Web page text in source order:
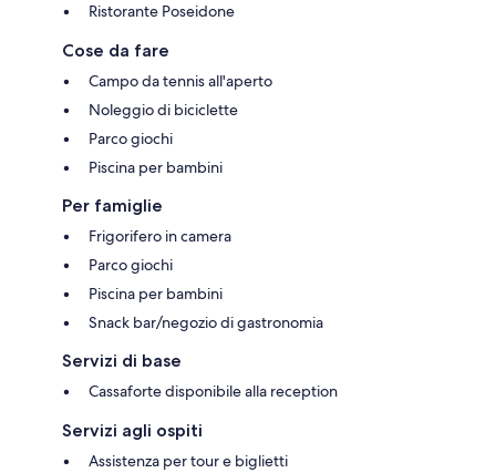
Ristorante Poseidone
Cose da fare
Campo da tennis all'aperto
Noleggio di biciclette
Parco giochi
Piscina per bambini
Per famiglie
Frigorifero in camera
Parco giochi
Piscina per bambini
Snack bar/negozio di gastronomia
Servizi di base
Cassaforte disponibile alla reception
Servizi agli ospiti
Assistenza per tour e biglietti